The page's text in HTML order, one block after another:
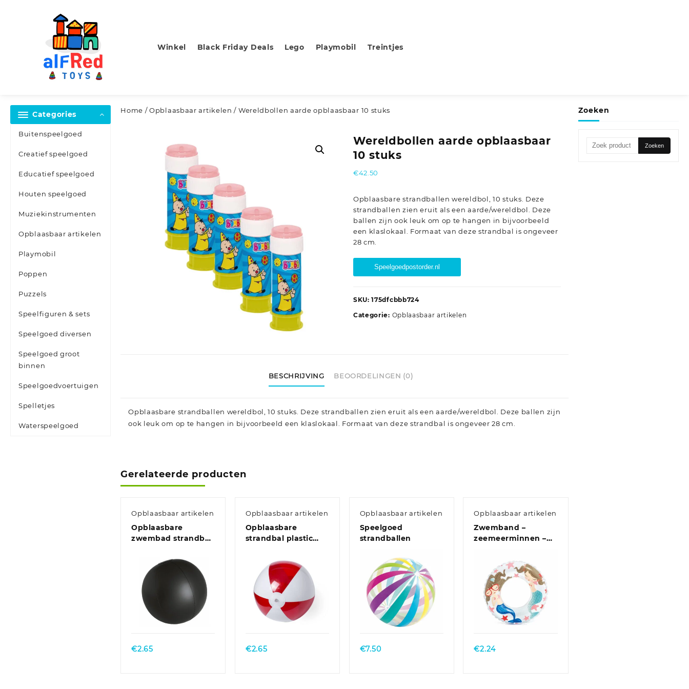
Winkel Black Friday Deals Lego Playmobil Treintjes
Categories
Buitenspeelgoed
Creatief speelgoed
Educatief speelgoed
Houten speelgoed
Muziekinstrumenten
Opblaasbaar artikelen
Playmobil
Poppen
Puzzels
Speelfiguren & sets
Speelgoed diversen
Speelgoed groot
binnen
Speelgoedvoertuigen
Spelletjes
Waterspeelgoed
Home /Opblaasbaar artikelen / Wereldbollen aarde opblaasbaar 10 stuks
Wereldbollen aarde opblaasbaar
10 stuks
€42.50
Opblaasbare strandballen wereldbol, 10 stuks. Deze
strandballen zien eruit als een aarde/wereldbol. Deze
ballen zijn ook leuk om op te hangen in bijvoorbeeld
een klaslokaal. Formaat van deze strandbal is ongeveer
28 cm.
Speelgoedpostorder.nl
SKU:175dfcbbb724
Categorie: Opblaasbaar artikelen
BESCHRIJVING BEOORDELINGEN (0)
Opblaasbare strandballen wereldbol, 10 stuks. Deze strandballen zien eruit als een aarde/wereldbol. Deze ballen zijn
ook leuk om op te hangen in bijvoorbeeld een klaslokaal. Formaat van deze strandbal is ongeveer 28 cm.
Gerelateerde producten
Opblaasbaar artikelen
Opblaasbare
zwembad strandbal
€2.65
Opblaasbaar artikelen
Opblaasbare
strandbal plastic
€2.65
Opblaasbaar artikelen
Speelgoed
strandballen
€7.50
Opblaasbaar artikelen
Zwemband –
zeemeerminnen –
– wit – vinyl
€2.24
Zoeken
Zoeken
Zoeken